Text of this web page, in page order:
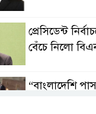
প্রেসিডেন্ট
বেঁচে নিলো
“বাংলাদেশি